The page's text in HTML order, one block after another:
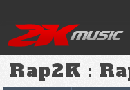
Rap2K :